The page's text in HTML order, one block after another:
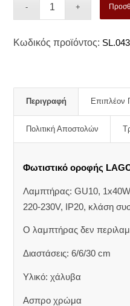
Κωδικός προϊόντος:
Περιγραφή Επιπλέον
Πολιτική Αποστολών
Φωτιστικό οροφής
Λαμπτήρας: GU10,
220-230V, IP20, κλάση
Ο λαμπτήρας δεν
Διαστάσεις: 6/6/30 cm
Υλικό: χάλυβα
Ασπρο χρώμα